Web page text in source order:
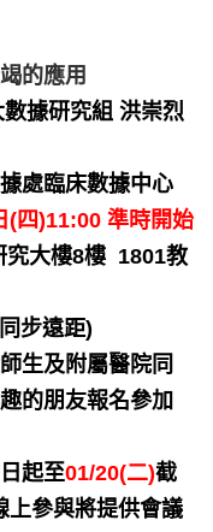
的應用
據研究組 洪崇烈
處臨床數據中心
(四)11:00 準時開始
究大樓8樓 1801教
步遠距)
生及附屬醫院同
的朋友報名參加
起至01/20(二)截
上參與將提供會議